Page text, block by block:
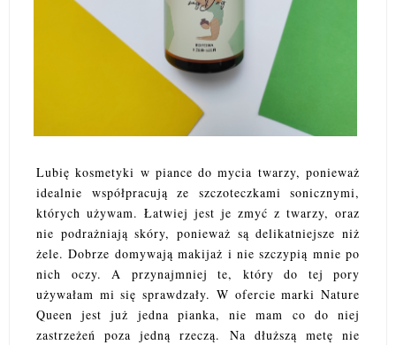
Lubię kosmetyki w piance do mycia twarzy, ponieważ
idealnie współpracują ze szczoteczkami sonicznymi,
których używam. Łatwiej jest je zmyć z twarzy, oraz
nie podrażniają skóry, ponieważ są delikatniejsze niż
żele. Dobrze domywają makijaż i nie szczypią mnie po
nich oczy. A przynajmniej te, który do tej pory
używałam mi się sprawdzały. W ofercie marki Nature
Queen jest już jedna pianka, nie mam co do niej
zastrzeżeń poza jedną rzeczą. Na dłuższą metę nie